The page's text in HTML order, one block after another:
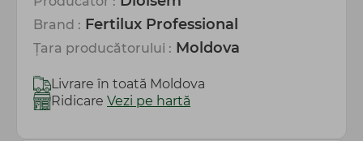
Brand : Fertilux Professional
Țara producătorului : Moldova
Livrare în toată Moldova
Ridicare Vezi pe hartă